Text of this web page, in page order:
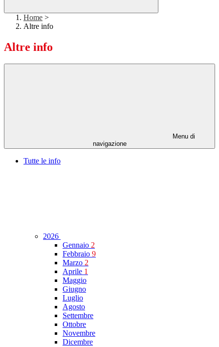
Home >
Altre info
Altre info
Menu di
navigazione
Tutte le info
2026
Gennaio 2
Febbraio 9
Marzo 2
Aprile 1
Maggio
Giugno
Luglio
Agosto
Settembre
Ottobre
Novembre
Dicembre